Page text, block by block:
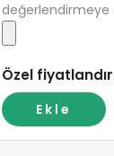
değerlendirmeye
Özel
Ekle